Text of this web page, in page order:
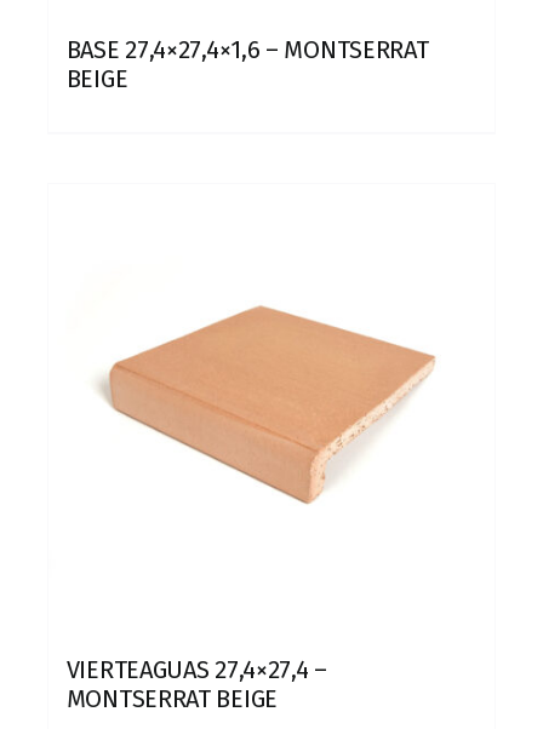
BASE 27,4×27,4×1,6 – MONTSERRAT
BEIGE
VIERTEAGUAS 27,4×27,4 –
MONTSERRAT BEIGE